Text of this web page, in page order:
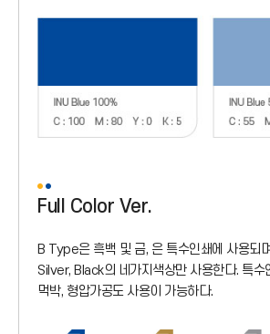
Full Color Ver.
B Type은 흑백 및 금, 은 특수인쇄에 사용되
Silver, Black의 네가지색상만 사용한다. 특수
먹박, 형압가공도 사용이 가능하다.